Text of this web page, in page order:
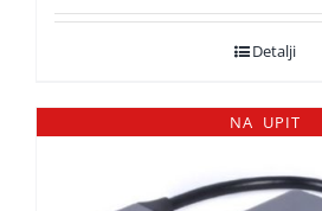
Detalji
NA UPIT